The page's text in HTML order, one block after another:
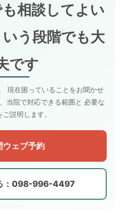
も相談してよい
う段階でも大
です
現在困っていることをお聞かせ
当院で対応できる範囲と 必要な
説明します。
ェブ予約
：098-996-4497